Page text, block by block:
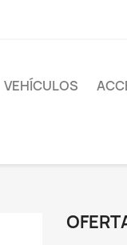
VEHÍCULOS